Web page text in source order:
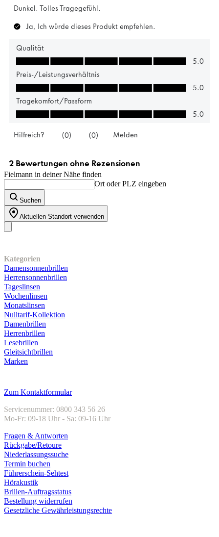
Fielmann in deiner Nähe finden
Ort oder PLZ eingeben
Suchen
Aktuellen Standort verwenden
Kategorien
Damensonnenbrillen
Herrensonnenbrillen
Tageslinsen
Wochenlinsen
Monatslinsen
Nulltarif-Kollektion
Damenbrillen
Herrenbrillen
Lesebrillen
Gleitsichtbrillen
Marken
Zum Kontaktformular
Servicenummer: 0800 343 56 26
Mo-Fr: 09-18 Uhr - Sa: 09-16 Uhr
Fragen & Antworten
Rückgabe/Retoure
Niederlassungssuche
Termin buchen
Führerschein-Sehtest
Hörakustik
Brillen-Auftragsstatus
Bestellung widerrufen
Gesetzliche Gewährleistungsrechte